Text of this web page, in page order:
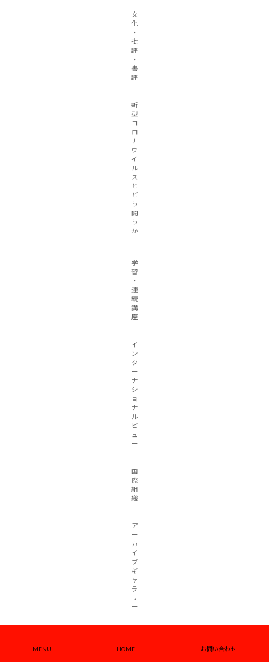
文
化
・
批
評
・
書
評
新
型
コ
ロ
ナ
ウ
イ
ル
ス
と
ど
う
闘
う
か
学
習
・
連
続
講
座
イ
ン
タ
ー
ナ
シ
ョ
ナ
ル
ビ
ュ
ー
国
際
組
織
ア
ー
カ
イ
ブ
ギ
ャ
ラ
リ
ー
日本共産党批判
MENU HOME お問い合わせ